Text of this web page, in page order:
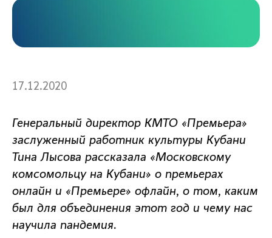
17.12.2020
Генеральный директор КМТО «Премьера»
заслуженный работник культуры Кубани
Тина Лысова рассказала «Московскому
комсомольцу на Кубани» о премьерах
онлайн и «Премьере» офлайн, о том, каким
был для объединения этот год и чему нас
научила пандемия.